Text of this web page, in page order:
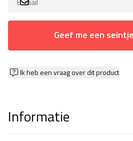
Geef me een
Ik heb een vraag over dit product
Informatie